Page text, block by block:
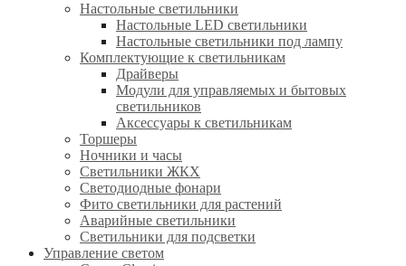
Настольные светильники
Настольные LED светильники
Настольные светильники под лампу
Комплектующие к светильникам
Драйверы
Модули для управляемых и бытовых
светильников
Аксессуары к светильникам
Торшеры
Ночники и часы
Светильники ЖКХ
Светодиодные фонари
Фито светильники для растений
Аварийные светильники
Светильники для подсветки
Управление светом